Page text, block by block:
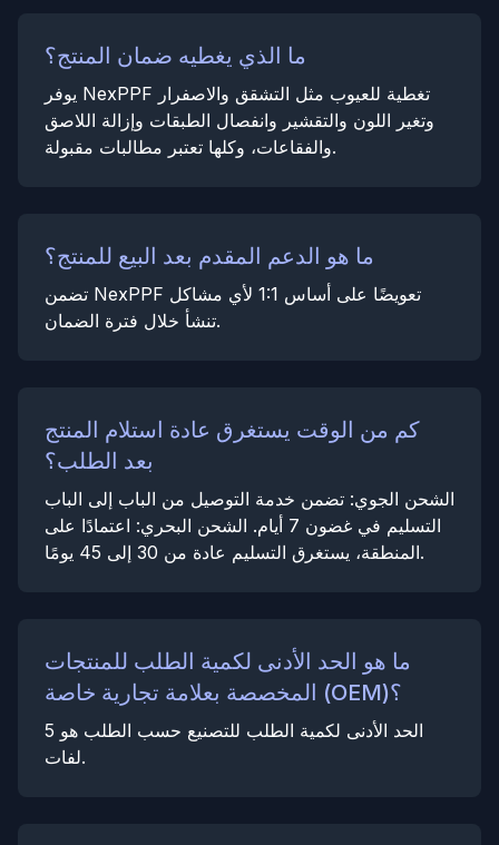
ما الذي يغطيه ضمان المنتج؟
يوفر NexPPF تغطية للعيوب مثل التشقق والاصفرار
وتغير اللون والتقشير وانفصال الطبقات وإزالة اللاصق
والفقاعات، وكلها تعتبر مطالبات مقبولة.
ما هو الدعم المقدم بعد البيع للمنتج؟
تضمن NexPPF تعويضًا على أساس 1:1 لأي مشاكل
تنشأ خلال فترة الضمان.
كم من الوقت يستغرق عادة استلام المنتج
بعد الطلب؟
الشحن الجوي: تضمن خدمة التوصيل من الباب إلى الباب
التسليم في غضون 7 أيام. الشحن البحري: اعتمادًا على
المنطقة، يستغرق التسليم عادة من 30 إلى 45 يومًا.
ما هو الحد الأدنى لكمية الطلب للمنتجات
المخصصة بعلامة تجارية خاصة (OEM)؟
الحد الأدنى لكمية الطلب للتصنيع حسب الطلب هو 5
لفات.